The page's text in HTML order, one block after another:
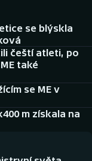
se blýskla
čeští atleti, po
také
se ME v
m získala na